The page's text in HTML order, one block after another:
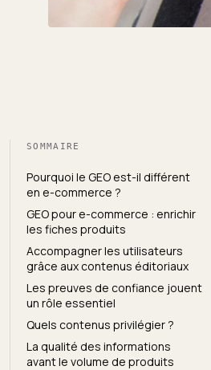
SOMMAIRE
Pourquoi le GEO est-il différent
en e-commerce ?
GEO pour e-commerce : enrichir
les fiches produits
Accompagner les utilisateurs
grâce aux contenus éditoriaux
Les preuves de confiance jouent
un rôle essentiel
Quels contenus privilégier ?
La qualité des informations
avant le volume de produits